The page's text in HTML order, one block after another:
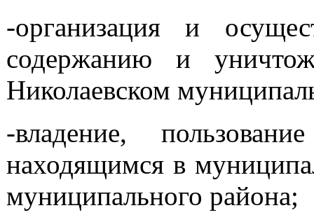
-организация и
содержанию и
Николаевском
-владение,
находящимся в
муниципального района;